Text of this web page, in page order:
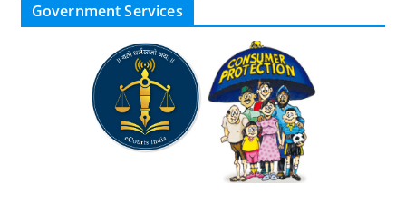
Government Services